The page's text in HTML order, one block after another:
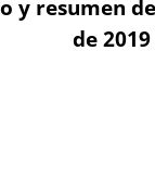
y resumen de
de 2019